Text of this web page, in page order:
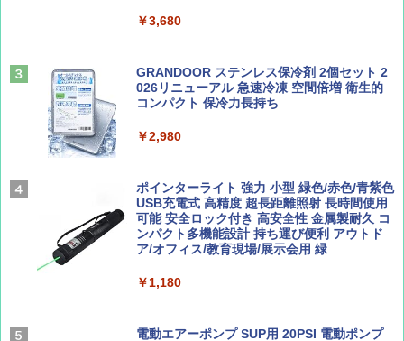
Coyote No.89 特集 星野道夫 夢見る旅
AIRLINE（エアライン）2026年9月号【特
集】ボーイング110周年を祝して！
￥1,760
￥2,479
A26 地球の歩き方 チェコ ポーランド スロヴ
ァキア 2026～2027 地球の歩き方A ヨーロッ
新しい日本地理 地図・統計・移動から読み
解く (講談社現代新書)
￥1,540
500002(89232)
￥5,999
ーティング フルクローズ メッシュ 3-4人用
簡単設置 ポップアップテント エクルベージ
ュ(BC仕様) PATC-150B(EB)
￥9,990
イド ブラックコーティング フルクローズ メ
￥3,680
GRANDOOR ステンレス保冷剤 2個セット 2
026リニューアル 急速冷凍 空間倍増 衛生的
コンパクト 保冷力長持ち
￥2,980
ポインターライト 強力 小型 緑色/赤色/青紫色
USB充電式 高精度 超長距離照射 長時間使用
可能 安全ロック付き 高安全性 金属製耐久 コ
ンパクト多機能設計 持ち運び便利 アウトド
ア/オフィス/教育現場/展示会用 緑
￥1,180
電動エアーポンプ SUP用 20PSI 電動ポンプ